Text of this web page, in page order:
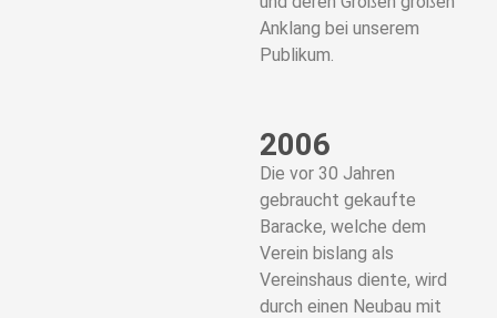
Anklang bei unserem
Publikum.
2006
Die vor 30 Jahren
gebraucht gekaufte
Baracke, welche dem
Verein bislang als
Vereinshaus diente, wird
durch einen Neubau mit